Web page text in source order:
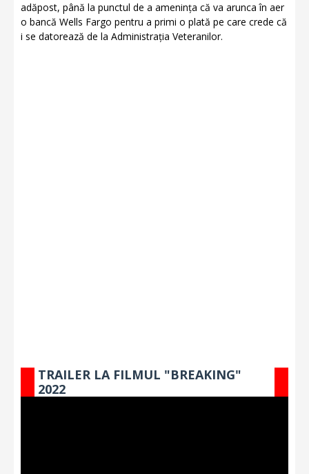
adăpost, până la punctul de a amenința că va arunca în aer
o bancă Wells Fargo pentru a primi o plată pe care crede că
i se datorează de la Administrația Veteranilor.
TRAILER LA FILMUL "BREAKING"
2022